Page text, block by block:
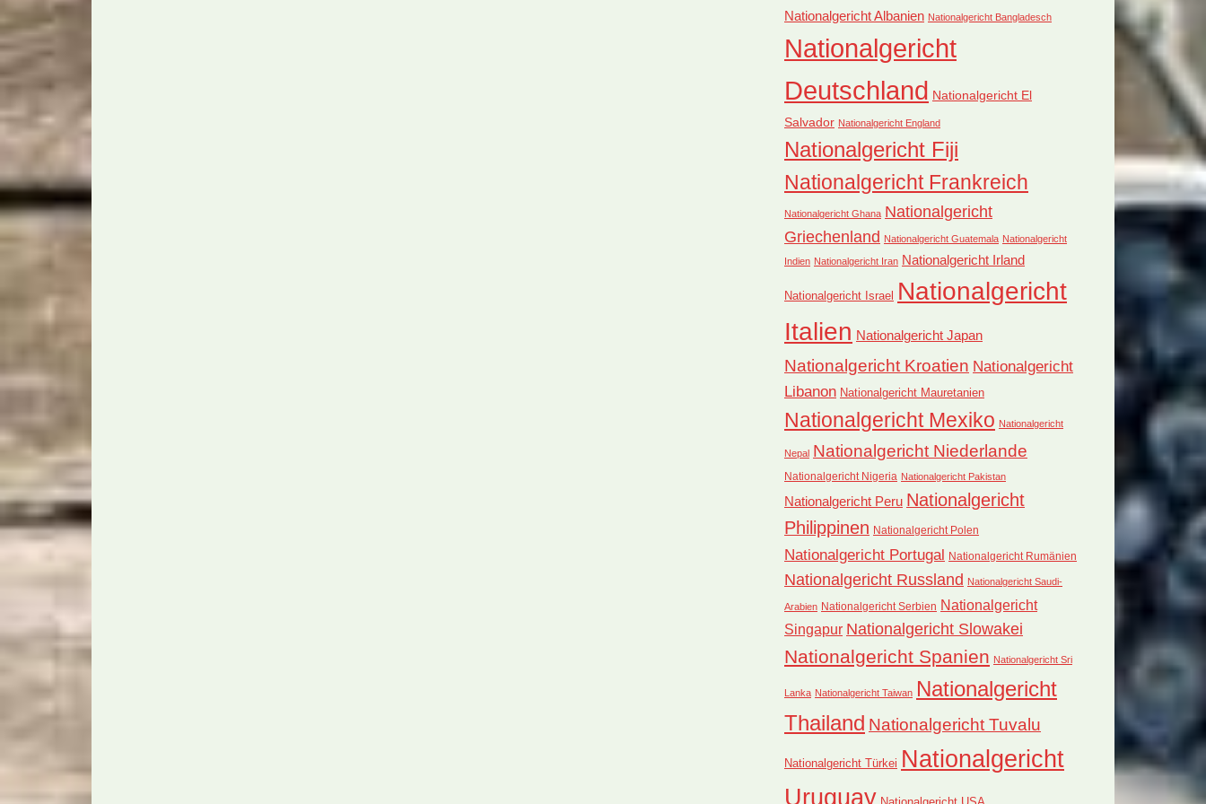
Nationalgericht Albanien Nationalgericht Bangladesch
Nationalgericht
Deutschland Nationalgericht El
Salvador Nationalgericht England
Nationalgericht Fiji
Nationalgericht Frankreich
Nationalgericht Ghana Nationalgericht
Griechenland Nationalgericht Guatemala Nationalgericht
Indien Nationalgericht Iran Nationalgericht Irland
Nationalgericht Israel Nationalgericht
Italien Nationalgericht Japan
Nationalgericht Kroatien Nationalgericht
Libanon Nationalgericht Mauretanien
Nationalgericht Mexiko Nationalgericht
Nepal Nationalgericht Niederlande
Nationalgericht Nigeria Nationalgericht Pakistan
Nationalgericht Peru Nationalgericht
Philippinen Nationalgericht Polen
Nationalgericht Portugal Nationalgericht Rumänien
Nationalgericht Russland Nationalgericht Saudi-
Arabien Nationalgericht Serbien Nationalgericht
Singapur Nationalgericht Slowakei
Nationalgericht Spanien Nationalgericht Sri
Lanka Nationalgericht Taiwan Nationalgericht
Thailand Nationalgericht Tuvalu
Nationalgericht Türkei Nationalgericht
Uruguay